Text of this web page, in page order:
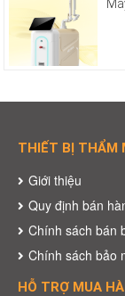
THIẾT BỊ THẨM
Giới thiệu
Quy định bán
Chính sách bán
Chính sách bảo
HỖ TRỢ MUA